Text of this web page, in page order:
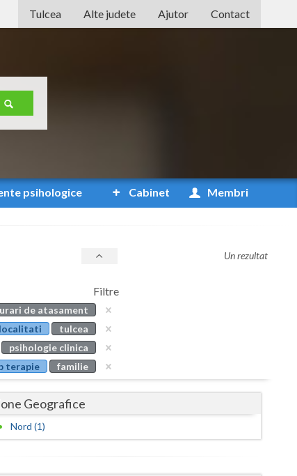
Tulcea Alte judete
Bistrita-Nasaud
Botosani
Bucuresti
Buzau
Calarasi
Caras-Severin
Ajutor Contact
psihologice Cabinet Membri
Filtre
de atasament
localitati
tulcea
psihologie clinica
terapie
familie
Un rezultat
Geografice
Nord (1)